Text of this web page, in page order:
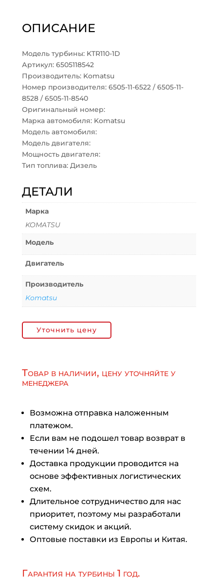
ОПИСАНИЕ
Модель турбины: KTR110-1D
Артикул: 6505118542
Производитель: Komatsu
Номер производителя: 6505-11-6522 / 6505-11-
8528 / 6505-11-8540
Оригинальный номер:
Марка автомобиля: Komatsu
Модель автомобиля:
Модель двигателя:
Мощность двигателя:
Тип топлива: Дизель
ДЕТАЛИ
Марка
KOMATSU
Модель
Двигатель
Производитель
Komatsu
Уточнить цену
Товар в наличии, цену уточняйте у
менеджера
Возможна отправка наложенным
платежом.
Если вам не подошел товар возврат в
течении 14 дней.
Доставка продукции проводится на
основе эффективных логистических
схем.
Длительное сотрудничество для нас
приоритет, поэтому мы разработали
систему скидок и акций.
Оптовые поставки из Европы и Китая.
Гарантия на турбины 1 год.